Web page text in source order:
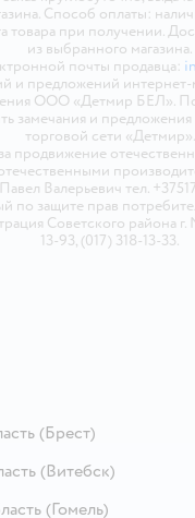
Способ оплаты:
товара при получении.
из выбранного магазина.
почты продавца:
и предложений интернет-
ООО «Детмир БЕЛ».
замечания и
торговой сети «Детмир».
продвижение
Валерьевич тел.
по защите прав
Советского района г.
13-93, (017) 318-13-33.
(Брест)
(Витебск)
(Гомель)